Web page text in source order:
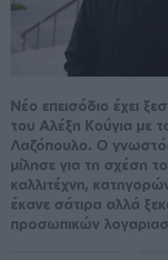
Νέο επεισόδιο έχει
του Αλέξη Κούγια με
Λαζόπουλο. Ο
μίλησε για τη σχέση
καλλιτέχνη,
έκανε σάτιρα αλλά
προσωπικών